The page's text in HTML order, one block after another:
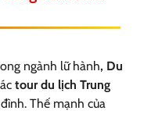
ngành lữ hành, Du
tour du lịch Trung
Thế mạnh của